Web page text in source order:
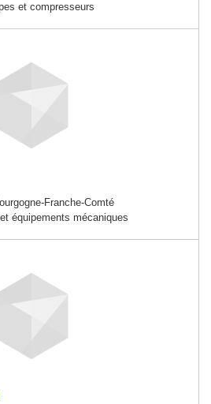
et compresseurs
Franche-Comté
équipements mécaniques